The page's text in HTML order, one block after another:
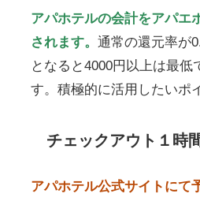
アパホテルの会計をアパエ
されます。 通常の還元率が
となると4000円以上は最
す。積極的に活用したいポ
チェックアウト１時
アパホテル公式サイトにて